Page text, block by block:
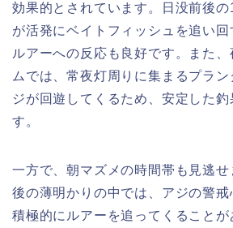
効果的とされています。日没前後
が活発にベイトフィッシュを追い回
ルアーへの反応も良好です。また
ムでは、常夜灯周りに集まるプラ
ジが回遊してくるため、安定した釣
す。
一方で、朝マズメの時間帯も見逃
後の薄明かりの中では、アジの警戒
積極的にルアーを追ってくること